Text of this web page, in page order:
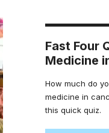
Fast Four
Medicine
How much do
medicine in
this quick quiz.